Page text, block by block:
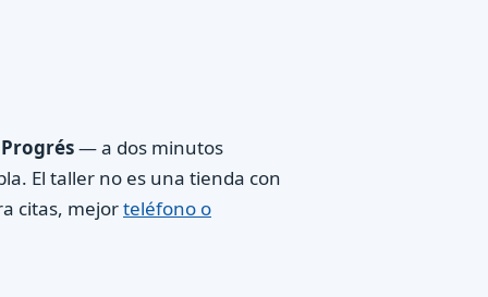
— a dos minutos
El taller no es una tienda con
citas, mejorteléfono o